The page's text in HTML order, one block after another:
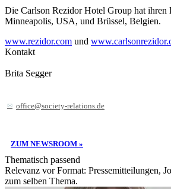
Die Carlson Rezidor Hotel Group hat ihren
Minneapolis, USA, und Brüssel, Belgien.
www.rezidor.com und
Kontakt
Brita Segger
office@society-relations.de
ZUM NEWSROOM »
Thematisch passend
Relevanz vor Format: Pressemitteilungen,
zum selben Thema.